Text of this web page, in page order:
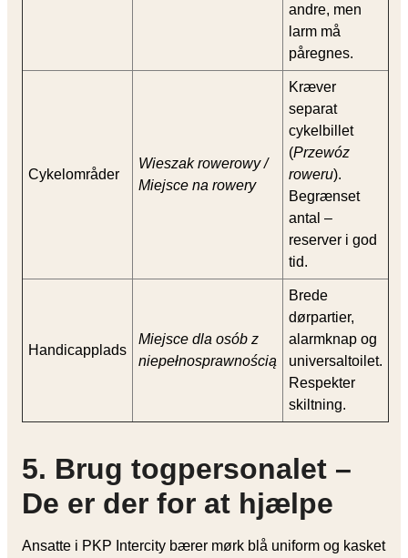
andre, men
larm må
påregnes.
Cykelområder
Wieszak rowerowy /
Miejsce na rowery
Kræver
separat
cykelbillet
(Przewóz
roweru).
Begrænset
antal –
reserver i god
tid.
Handicapplads
Miejsce dla osób z
niepełnosprawnością
Brede
dørpartier,
alarmknap og
universaltoilet.
Respekter
skiltning.
5. Brug togpersonalet –
De er der for at hjælpe
Ansatte i PKP Intercity bærer mørk blå uniform og kasket